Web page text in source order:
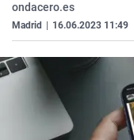
ondacero.es
Madrid 16.06.2023 11:49